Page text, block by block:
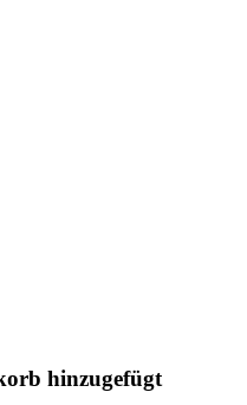
hinzugefügt